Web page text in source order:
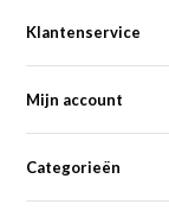
Klantenservice
Mijn account
Categorieën